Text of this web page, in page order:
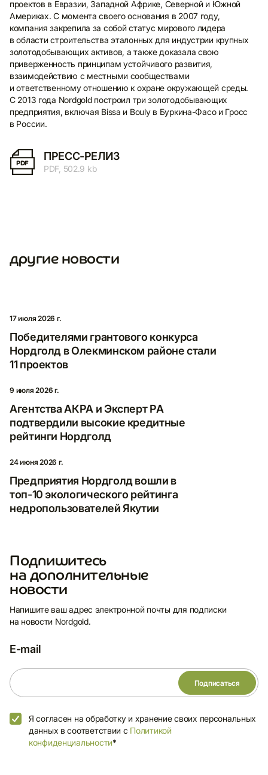
проектов в Евразии, Западной Африке, Северной и Южной
Америках. С момента своего основания в 2007 году,
компания закрепила за собой статус мирового лидера
в области строительства эталонных для индустрии крупных
золотодобывающих активов, а также доказала свою
приверженность принципам устойчивого развития,
взаимодействию с местными сообществами
и ответственному отношению к охране окружающей среды.
С 2013 года Nordgold построил три золотодобывающих
предприятия, включая Bissa и Bouly в Буркина-Фасо и Гросс
в России.
PDF
ПРЕСС-РЕЛИЗ
PDF, 502.9 kb
другие новости
17 июля 2026 г.
Победителями грантового конкурса
Нордголд в Олекминском районе стали
11 проектов
9 июля 2026 г.
Агентства АКРА и Эксперт РА
подтвердили высокие кредитные
рейтинги Нордголд
24 июня 2026 г.
Предприятия Нордголд вошли в
топ-10 экологического рейтинга
недропользователей Якутии
Подпишитесь
на дополнительные
новости
Напишите ваш адрес электронной почты для подписки
на новости Nordgold.
E-mail
Я согласен на обработку и хранение своих персональных
данных в соответствии с Политикой
конфиденциальности*
Я согласен на обработку и хранение
своих персональных данных в
соответствии с Политикой
конфиденциальности*